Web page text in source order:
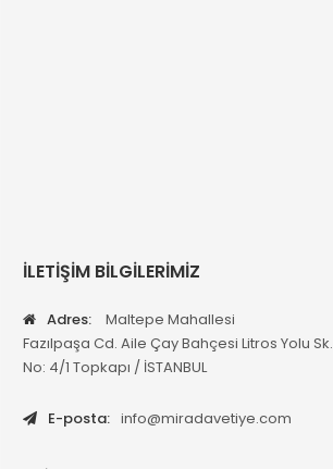
İLETİŞİM BİLGİLERİMİZ
Adres:
Maltepe Mahallesi
Fazılpaşa Cd. Aile Çay Bahçesi Litros Yolu Sk.
No: 4/1 Topkapı / İSTANBUL
E-posta: info@miradavetiye.com